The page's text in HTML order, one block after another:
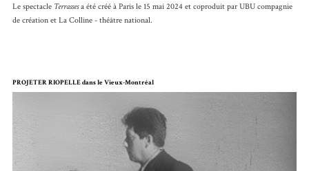
Le spectacle Terrassesa été créé à Paris le 15 mai 2024 et coproduit par UBU compagnie
de création et La Colline - théâtre national.
PROJETER RIOPELLE dans le Vieux-Montréal